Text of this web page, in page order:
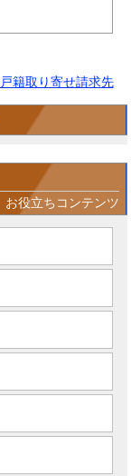
戸籍取り寄せ請求先
お役立ちコンテンツ